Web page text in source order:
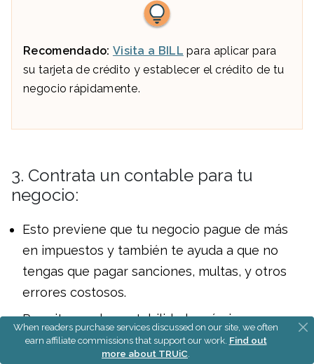
Recomendado: Visita a BILL para aplicar para
su tarjeta de crédito y establecer el crédito de tu
negocio rápidamente.
3. Contrata un contable para tu
negocio:
Esto previene que tu negocio pague de más
en impuestos y también te ayuda a que no
tengas que pagar sanciones, multas, y otros
errores costosos.
Permite que la contabilidad y nómina sean
más fáciles para que puedas enfocarte más
en crecer el negocio.
When readers purchase services discussed on our site, we often
earn affiliate commissions that support our work. Find out
more about TRUiC